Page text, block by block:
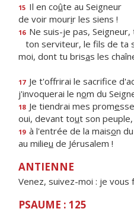
15 Il en coûte au Seigneur
de voir mourir les siens !
16 Ne suis-je pas,
ton serviteur, le fls de ta
moi, dont tu brisas les
17 Je t'offrirai le sacrifce
j'invoquerai le nom du
18 Je tiendrai mes prome
oui, devant tout son peuple,
19 à l'entrée de la maison
au milieu de Jérusalem !
ANTIENNE
Venez, suivez-moi : je vous
PSAUME : 125